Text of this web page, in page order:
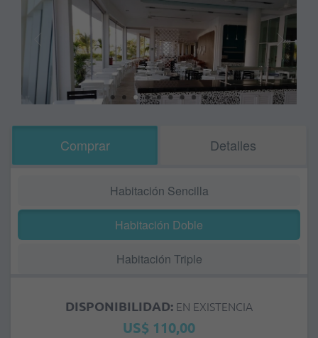
Comprar Detalles
Habitación Sencilla
Habitación Doble
Habitación Triple
DISPONIBILIDAD: EN EXISTENCIA
US$ 110,00